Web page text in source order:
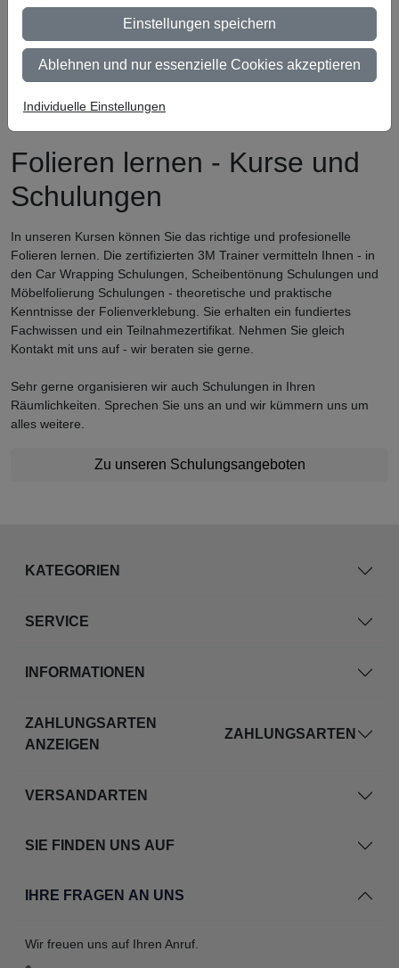
Zertifiziert nach ISO 9001
Qualifizierter Fachhändler
Tag versendet (außer bei Zahlungsart Vorauskasse)
Folieren lernen - Kurse und
Schulungen
In unseren Kursen können Sie das richtige und profesionelle
Folieren lernen. Die zertifizierten 3M Trainer vermitteln Ihnen - in
den Car Wrapping Schulungen, Scheibentönung Schulungen und
Möbelfolierung Schulungen - theoretische und praktische
Kenntnisse der Folienverklebung. Sie erhalten ein fundiertes
Fachwissen und ein Teilnahmezertifikat. Nehmen Sie gleich
Kontakt mit uns auf - wir beraten sie gerne.
Sehr gerne organisieren wir auch Schulungen in Ihren
Räumlichkeiten. Sprechen Sie uns an und wir kümmern uns um
alles weitere.
Zu unseren Schulungsangeboten
KATEGORIEN
SERVICE
INFORMATIONEN
ZAHLUNGSARTEN
ANZEIGEN
ZAHLUNGSARTEN
VERSANDARTEN
SIE FINDEN UNS AUF
IHRE FRAGEN AN UNS
Wir freuen uns auf Ihren Anruf.
Einstellungen speichern
Ablehnen und nur essenzielle Cookies akzeptieren
Individuelle Einstellungen